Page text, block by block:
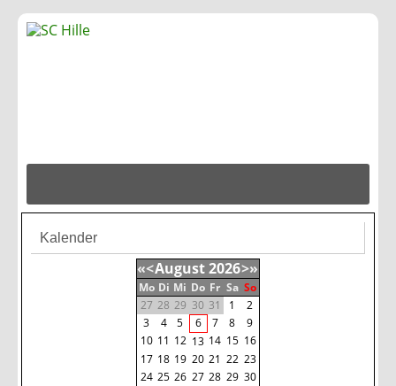
Kalender
«<August2026>»
Mo Di Mi Do Fr Sa So
27 28 29 30 31 1
2
3
4 5 6 7 8
9
10 11 12 13 14 15 16
17 18 19 20 21 22 23
24 25 26 27 28 29 30